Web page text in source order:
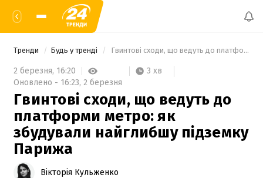
Тренди Будь у тренді Гвинтові сходи, що ведуть до платформи метро: як збудували найглибшу підземку Парижа
2 березня, 16:20
3 хв
Оновлено - 16:23, 2 березня
Гвинтові сходи, що ведуть до
платформи метро: як
збудували найглибшу підземку
Парижа
Вікторія Кульженко